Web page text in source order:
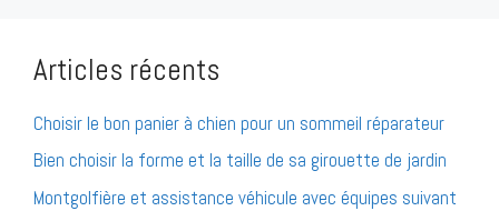
Articles récents
Choisir le bon panier à chien pour un sommeil réparateur
Bien choisir la forme et la taille de sa girouette de jardin
Montgolfière et assistance véhicule avec équipes suivant